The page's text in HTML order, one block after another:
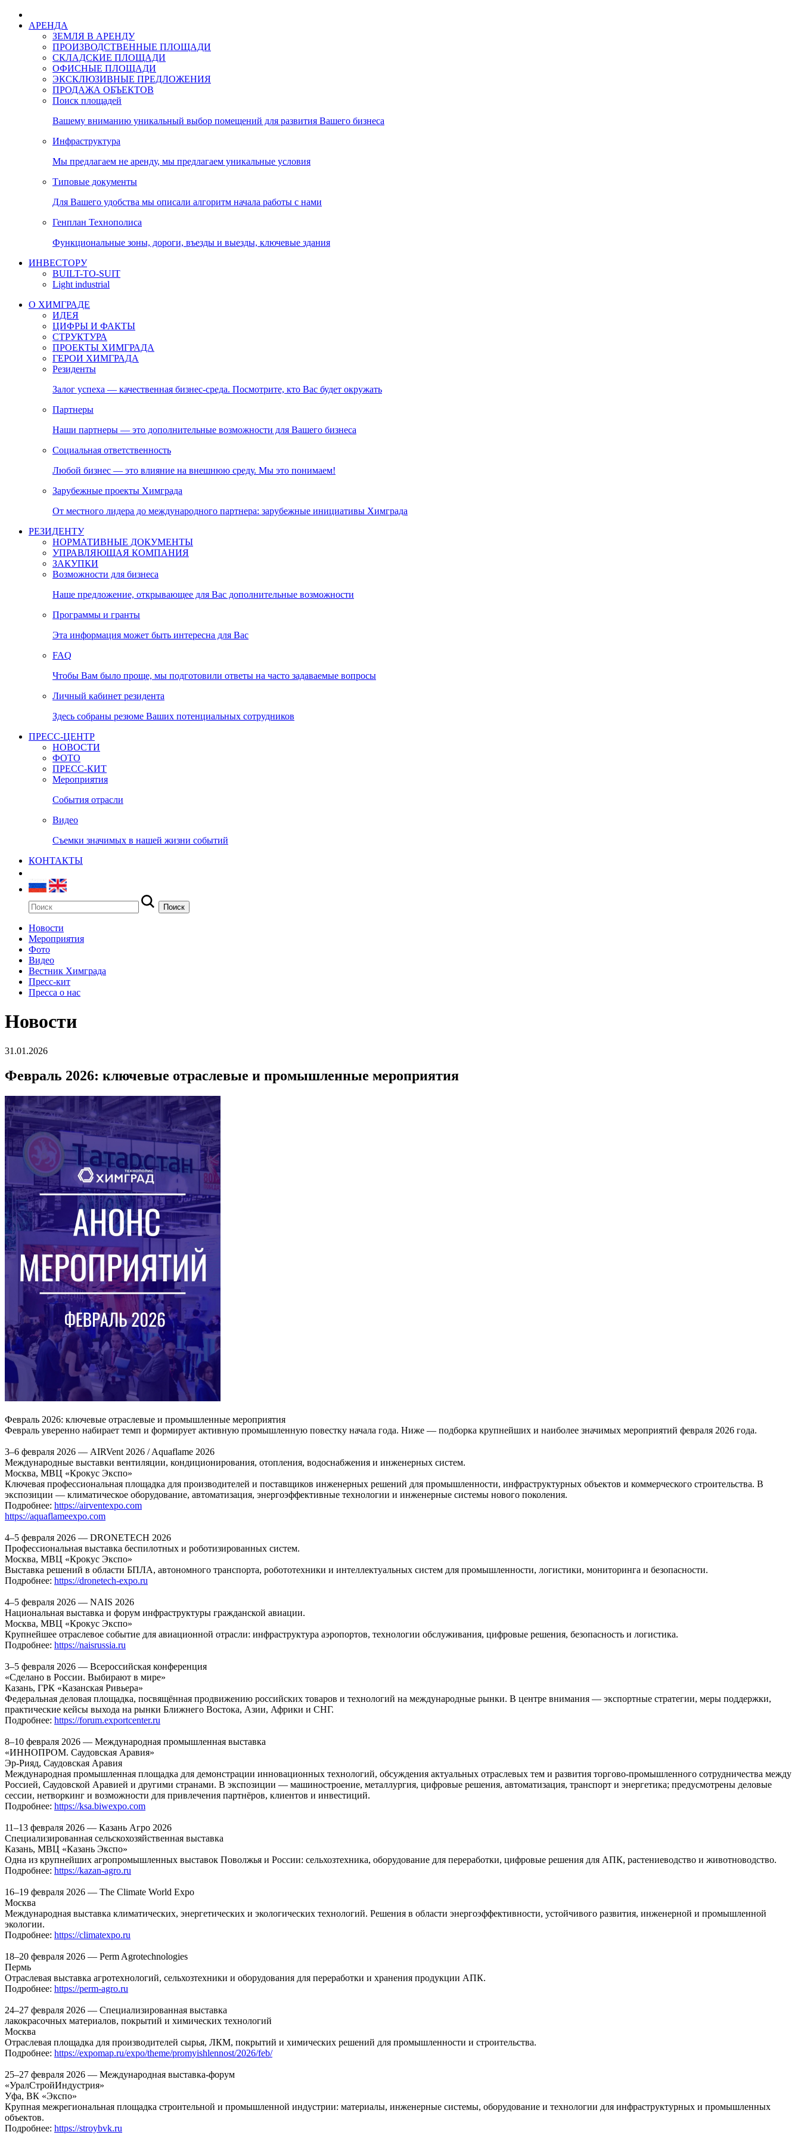
АРЕНДА
ЗЕМЛЯ В АРЕНДУ
ПРОИЗВОДСТВЕННЫЕ ПЛОЩАДИ
СКЛАДСКИЕ ПЛОЩАДИ
ОФИСНЫЕ ПЛОЩАДИ
ЭКСКЛЮЗИВНЫЕ ПРЕДЛОЖЕНИЯ
ПРОДАЖА ОБЪЕКТОВ
Поиск площадей
Вашему вниманию уникальный выбор помещений для развития Вашего бизнеса
Инфраструктура
Мы предлагаем не аренду, мы предлагаем уникальные условия
Типовые документы
Для Вашего удобства мы описали алгоритм начала работы с нами
Генплан Технополиса
Функциональные зоны, дороги, въезды и выезды, ключевые здания
ИНВЕСТОРУ
BUILT-TO-SUIT
Light industrial
О ХИМГРАДЕ
ИДЕЯ
ЦИФРЫ И ФАКТЫ
СТРУКТУРА
ПРОЕКТЫ ХИМГРАДА
ГЕРОИ ХИМГРАДА
Резиденты
Залог успеха — качественная бизнес-среда. Посмотрите, кто Вас будет окружать
Партнеры
Наши партнеры — это дополнительные возможности для Вашего бизнеса
Социальная ответственность
Любой бизнес — это влияние на внешнюю среду. Мы это понимаем!
Зарубежные проекты Химграда
От местного лидера до международного партнера: зарубежные инициативы Химграда
РЕЗИДЕНТУ
НОРМАТИВНЫЕ ДОКУМЕНТЫ
УПРАВЛЯЮЩАЯ КОМПАНИЯ
ЗАКУПКИ
Возможности для бизнеса
Наше предложение, открывающее для Вас дополнительные возможности
Программы и гранты
Эта информация может быть интересна для Вас
FAQ
Чтобы Вам было проще, мы подготовили ответы на часто задаваемые вопросы
Личный кабинет резидента
Здесь собраны резюме Ваших потенциальных сотрудников
ПРЕСС-ЦЕНТР
НОВОСТИ
ФОТО
ПРЕСС-КИТ
Мероприятия
События отрасли
Видео
Съемки значимых в нашей жизни событий
КОНТАКТЫ
Новости
Мероприятия
Фото
Видео
Вестник Химграда
Пресс-кит
Пресса о нас
Новости
31.01.2026
Февраль 2026: ключевые отраслевые и промышленные мероприятия
Февраль 2026: ключевые отраслевые и промышленные мероприятия
Февраль уверенно набирает темп и формирует активную промышленную повестку начала года. Ниже — подборка крупнейших и наиболее значимых мероприятий февраля 2026 года.
3–6 февраля 2026 — AIRVent 2026 / Aquaflame 2026
Международные выставки вентиляции, кондиционирования, отопления, водоснабжения и инженерных систем.
Москва, МВЦ «Крокус Экспо»
Ключевая профессиональная площадка для производителей и поставщиков инженерных решений для промышленности, инфраструктурных объектов и коммерческого строительства. В
экспозиции — климатическое оборудование, автоматизация, энергоэффективные технологии и инженерные системы нового поколения.
Подробнее: https://airventexpo.com
https://aquaflameexpo.com
4–5 февраля 2026 — DRONETECH 2026
Профессиональная выставка беспилотных и роботизированных систем.
Москва, МВЦ «Крокус Экспо»
Выставка решений в области БПЛА, автономного транспорта, робототехники и интеллектуальных систем для промышленности, логистики, мониторинга и безопасности.
Подробнее: https://dronetech-expo.ru
4–5 февраля 2026 — NAIS 2026
Национальная выставка и форум инфраструктуры гражданской авиации.
Москва, МВЦ «Крокус Экспо»
Крупнейшее отраслевое событие для авиационной отрасли: инфраструктура аэропортов, технологии обслуживания, цифровые решения, безопасность и логистика.
Подробнее: https://naisrussia.ru
3–5 февраля 2026 — Всероссийская конференция
«Сделано в России. Выбирают в мире»
Казань, ГРК «Казанская Ривьера»
Федеральная деловая площадка, посвящённая продвижению российских товаров и технологий на международные рынки. В центре внимания — экспортные стратегии, меры поддержки,
практические кейсы выхода на рынки Ближнего Востока, Азии, Африки и СНГ.
Подробнее: https://forum.exportcenter.ru
8–10 февраля 2026 — Международная промышленная выставка
«ИННОПРОМ. Саудовская Аравия»
Эр-Рияд, Саудовская Аравия
Международная промышленная площадка для демонстрации инновационных технологий, обсуждения актуальных отраслевых тем и развития торгово‑промышленного сотрудничества между
Россией, Саудовской Аравией и другими странами. В экспозиции — машиностроение, металлургия, цифровые решения, автоматизация, транспорт и энергетика; предусмотрены деловые
сессии, нетворкинг и возможности для привлечения партнёров, клиентов и инвестиций.
Подробнее: https://ksa.biwexpo.com
11–13 февраля 2026 — Казань Агро 2026
Специализированная сельскохозяйственная выставка
Казань, МВЦ «Казань Экспо»
Одна из крупнейших агропромышленных выставок Поволжья и России: сельхозтехника, оборудование для переработки, цифровые решения для АПК, растениеводство и животноводство.
Подробнее: https://kazan-agro.ru
16–19 февраля 2026 — The Climate World Expo
Москва
Международная выставка климатических, энергетических и экологических технологий. Решения в области энергоэффективности, устойчивого развития, инженерной и промышленной
экологии.
Подробнее: https://climatexpo.ru
18–20 февраля 2026 — Perm Agrotechnologies
Пермь
Отраслевая выставка агротехнологий, сельхозтехники и оборудования для переработки и хранения продукции АПК.
Подробнее: https://perm-agro.ru
24–27 февраля 2026 — Специализированная выставка
лакокрасочных материалов, покрытий и химических технологий
Москва
Отраслевая площадка для производителей сырья, ЛКМ, покрытий и химических решений для промышленности и строительства.
Подробнее: https://expomap.ru/expo/theme/promyishlennost/2026/feb/
25–27 февраля 2026 — Международная выставка-форум
«УралСтройИндустрия»
Уфа, ВК «Экспо»
Крупная межрегиональная площадка строительной и промышленной индустрии: материалы, инженерные системы, оборудование и технологии для инфраструктурных и промышленных
объектов.
Подробнее: https://stroybvk.ru